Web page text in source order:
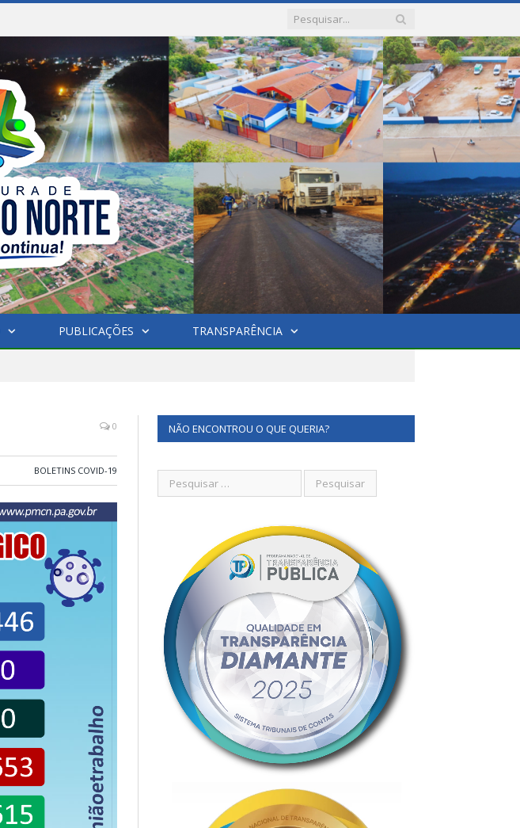
PUBLICAÇÕES TRANSPARÊNCIA
0
BOLETINS COVID-19
NÃO ENCONTROU O QUE QUERIA?